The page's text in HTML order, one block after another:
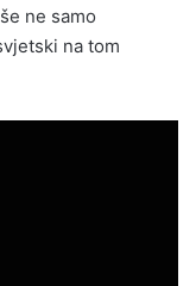
ne samo
na tom